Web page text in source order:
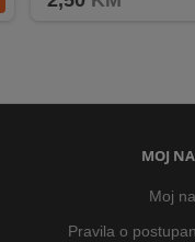
MOJ
Moj
Pravila o